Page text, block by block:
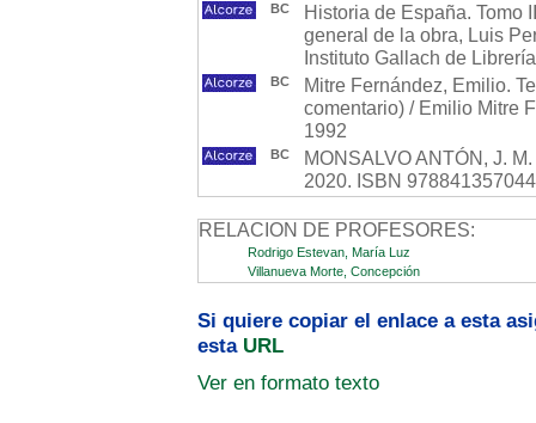
BC
Historia de España. Tomo
general de la obra, Luis
Instituto Gallach de
BC
Mitre Fernández, Emilio.
comentario) / Emilio Mitre
1992
BC
MONSALVO ANTÓN, J.
2020. ISBN
RELACION DE PROFESORES:
Rodrigo Estevan, María Luz
Villanueva Morte, Concepción
Si quiere copiar el enlace a esta
esta URL
Ver en formato texto